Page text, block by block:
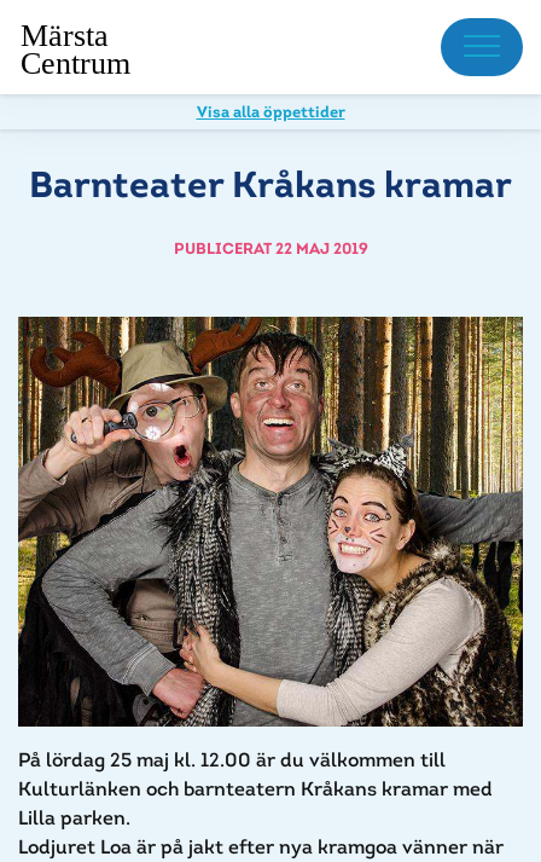
Meny
Visa alla öppettider
Barnteater Kråkans kramar
PUBLICERAT 22 MAJ 2019
På lördag 25 maj kl. 12.00 är du välkommen till
Kulturlänken och barnteatern Kråkans kramar med
Lilla parken.
Lodjuret Loa är på jakt efter nya kramgoa vänner när